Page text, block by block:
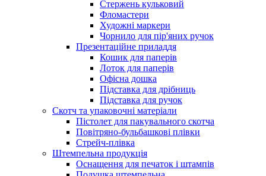
Стержень кульковий
Фломастери
Художні маркери
Чорнило для пір'яних ручок
Презентаційне приладдя
Кошик для паперів
Лоток для паперів
Офісна дошка
Підставка для дрібниць
Підставка для ручок
Скотч та упаковочні матеріали
Пістолет для пакувального скотча
Повітряно-бульбашкові плівки
Стрейч-плівка
Штемпельна продукція
Оснащення для печаток і штампів